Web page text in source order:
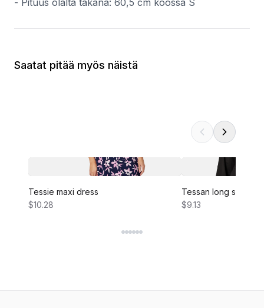
- Pituus olalta takana: 60,5 cm koossa S
Saatat pitää myös näistä
Tessie maxi dress
$10.28
Tessan long sleeve
$9.13